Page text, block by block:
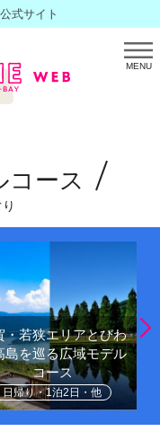
式サイト
MENU
コース
・若狭エリアとびわ
島を巡る広域モデル
コース
日帰り・1泊2日・他